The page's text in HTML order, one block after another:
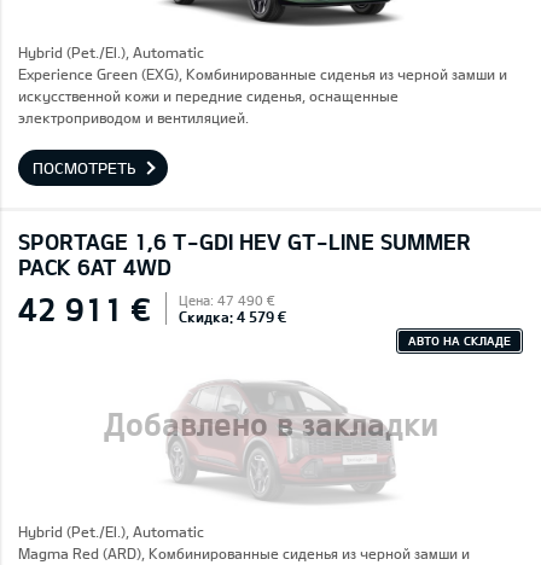
Hybrid (Pet./El.), Automatic
Experience Green (EXG), Комбинированные сиденья из черной замши и
искусственной кожи и передние сиденья, оснащенные
электроприводом и вентиляцией.
ПОСМОТРЕТЬ
SPORTAGE 1,6 T-GDI HEV GT-LINE SUMMER
PACK 6AT 4WD
Добавлено в закладки
42 911 € Цена: 47 490 €
Скидка: 4 579 €
АВТО НА СКЛАДЕ
Hybrid (Pet./El.), Automatic
Magma Red (ARD), Комбинированные сиденья из черной замши и